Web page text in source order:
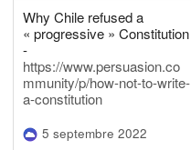
Why Chile refused a
« progressive » Constitution
-
https://www.persuasion.co
mmunity/p/how-not-to-write-
a-constitution
5 septembre 2022